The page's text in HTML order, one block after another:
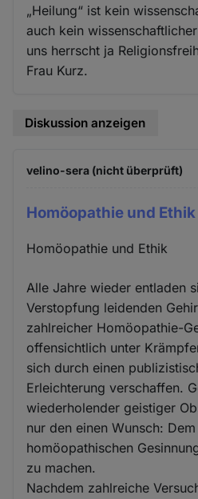
„Heilung“ ist kein
auch kein
uns herrscht ja
Frau Kurz.
Diskussion anzeigen
velino-sera (nicht überprüft)
Homöopathie und Ethik
Homöopathie und Ethik
Alle Jahre wieder entladen
Verstopfung leidenden
zahlreicher Homöopathie-
offensichtlich unter
sich durch einen
Erleichterung verschaffen.
wiederholender geistiger
nur den einen Wunsch:
homöopathischen
zu machen.
Nachdem zahlreiche